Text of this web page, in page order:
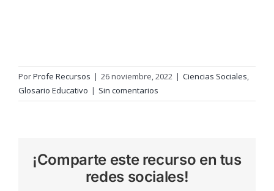
PorProfe Recursos | 26 noviembre, 2022 | Ciencias Sociales,
Glosario Educativo | Sin comentarios
¡Comparte este recurso en tus
redes sociales!